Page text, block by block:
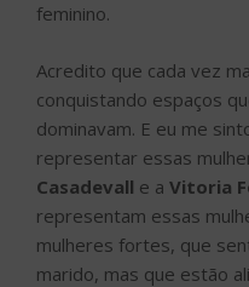
feminino.
Acredito que cada vez
conquistando espaços
dominavam. E eu me
representar essas
Casadevall e a Vitoria
representam essas
mulheres fortes, que
marido, mas que estão